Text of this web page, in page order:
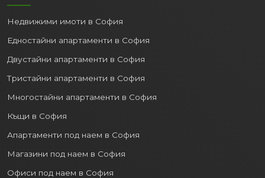
Недвижими имоти в София
Едностайни апартаменти в София
Двустайни апартаменти в София
Тристайни апартаменти в София
Многостайни апартаменти в София
Къщи в София
Апартаменти под наем в София
Магазини под наем в София
Офиси под наем в София